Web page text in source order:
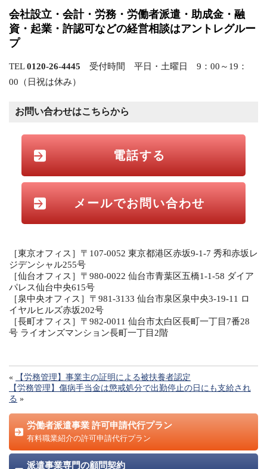
会社設立・会計・労務・労働者派遣・助成金・融
資・起業・許認可などの経営相談はアントレグルー
プ
TEL0120-26-4445 受付時間 平日・土曜日 9：00～19：
00（日祝は休み）
お問い合わせはこちらから
電話する
メールでお問い合わせ
［東京オフィス］〒107-0052 東京都港区赤坂9-1-7 秀和赤坂レ
ジデンシャル255号
［仙台オフィス］〒980-0022 仙台市青葉区五橋1-1-58 ダイア
パレス仙台中央615号
［泉中央オフィス］〒981-3133 仙台市泉区泉中央3-19-11 ロ
イヤルヒルズ赤坂202号
［長町オフィス］〒982-0011 仙台市太白区長町一丁目7番28
号 ライオンズマンション長町一丁目2階
«
【労務管理】事業主の証明による被扶養者認定
【労務管理】傷病手当金は懲戒処分で出勤停止の日にも支給され
る »
労働者派遣事業 許可申請代行プラン
有料職業紹介の許可申請代行プラン
派遣事業専門の顧問契約